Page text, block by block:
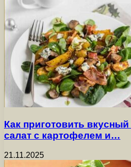
Как приготовить
салат с картофелем и…
21.11.2025